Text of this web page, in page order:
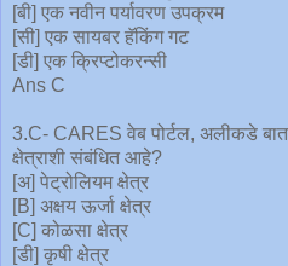
[बी] एक नवीन पर्यावरण उपक्रम
[सी] एक सायबर हॅकिंग गट
[डी] एक क्रिप्टोकरन्सी
Ans C
3.C- CARES वेब पोर्टल, अलीकडे
क्षेत्राशी संबंधित आहे?
[अ] पेट्रोलियम क्षेत्र
[B] अक्षय ऊर्जा क्षेत्र
[C] कोळसा क्षेत्र
[डी] कृषी क्षेत्र